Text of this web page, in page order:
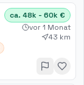
ca. 48k - 60k €
vor 1 Monat
43 km